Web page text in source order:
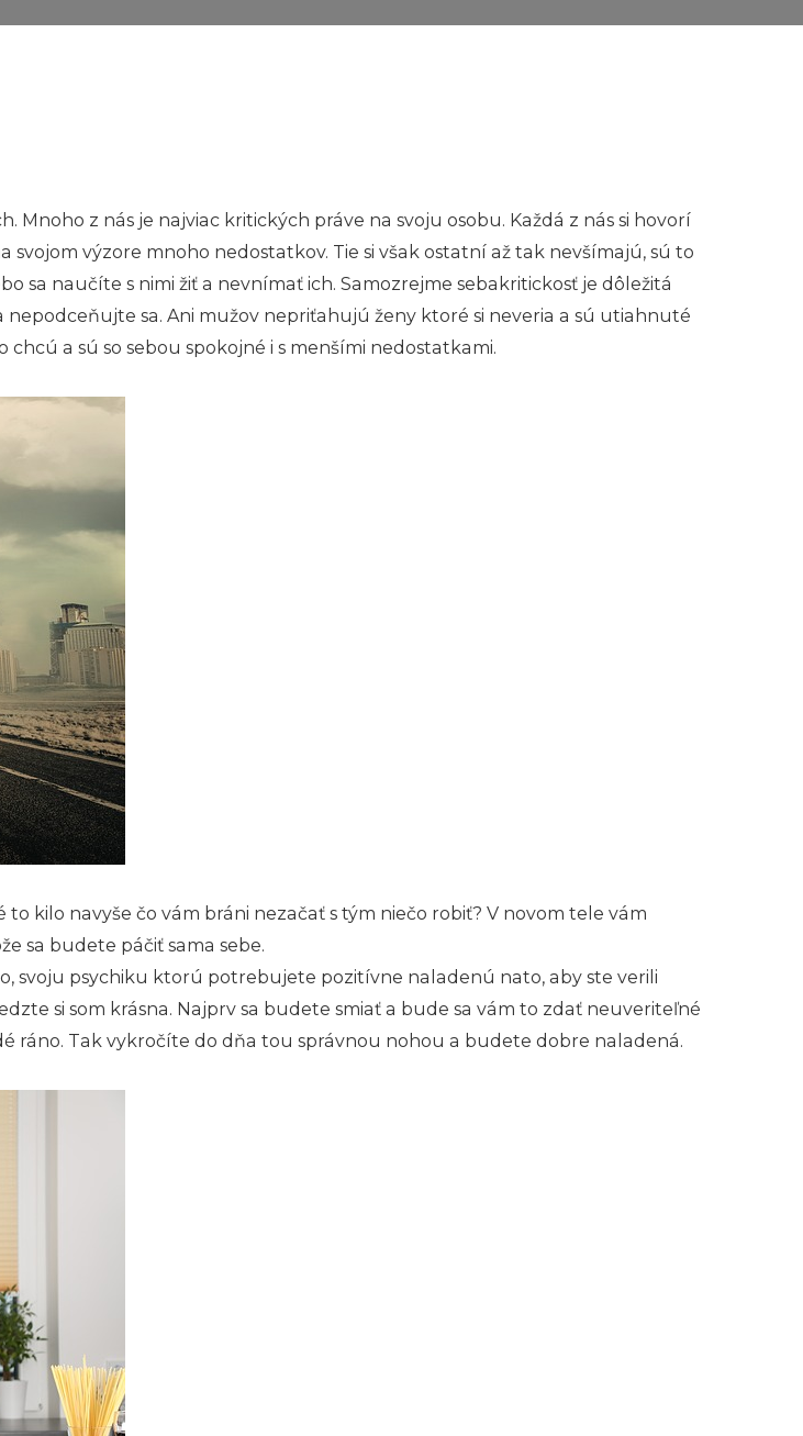
z nás je najviac kritických práve na svoju osobu. Každá z nás si hovorí
svojom výzore mnoho nedostatkov. Tie si však ostatní až tak nevšímajú, sú to
sa naučíte s nimi žiť a nevnímať ich. Samozrejme sebakritickosť je dôležitá
sa. Ani mužov nepriťahujú ženy ktoré si neveria a sú utiahnuté
a sú so sebou spokojné i s menšími nedostatkami.
kilo navyše čo vám bráni nezačať s tým niečo robiť? V novom tele vám
sa budete páčiť sama sebe.
svoju psychiku ktorú potrebujete pozitívne naladenú nato, aby ste verili
si som krásna. Najprv sa budete smiať a bude sa vám to zdať neuveriteľné
ráno. Tak vykročíte do dňa tou správnou nohou a budete dobre naladená.